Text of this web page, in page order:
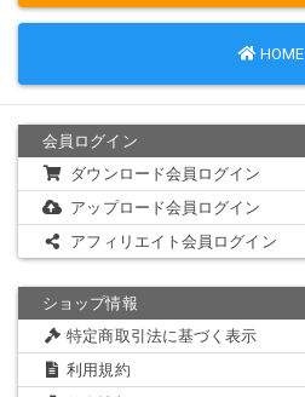
HOME
会員ログイン
ダウンロード会員ログイン
アップロード会員ログイン
アフィリエイト会員ログイン
ショップ情報
特定商取引法に基づく表示
利用規約